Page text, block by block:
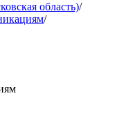
область)/
/